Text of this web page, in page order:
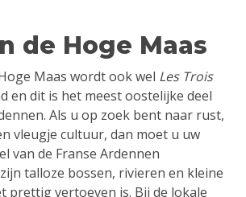
de Hoge Maas
Maas wordt ook wel Les Trois
en dit is het meest oostelijke deel
Als u op zoek bent naar rust,
vleugje cultuur, dan moet u uw
van de Franse Ardennen
talloze bossen, rivieren en kleine
prettig vertoeven is. Bij de lokale